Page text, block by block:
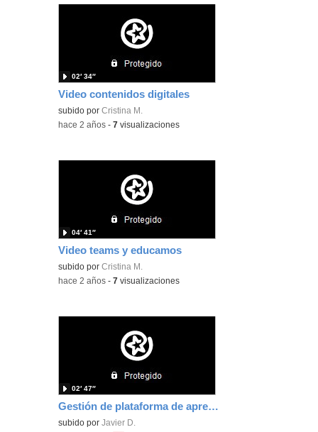
Video contenidos digitales
subido porCristina M.
02′ 34″
-hace 2 años -7 visualizaciones
Video teams y educamos
subido porCristina M.
04′ 41″
-hace 2 años -7 visualizaciones
Gestión de plataforma de aprendizaje y evaluación
subido porJavier D.
02′ 47″